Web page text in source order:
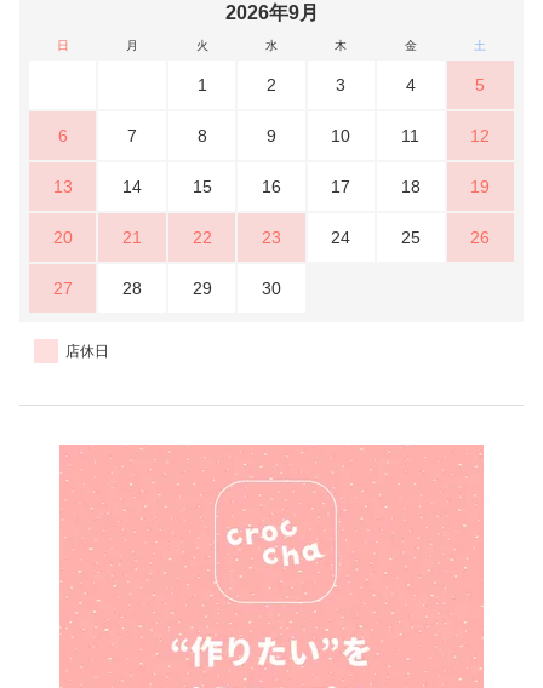
2026年9月
日 月 火 水 木 金 土
1 2 3 4 5
6 7 8 9 10 11 12
13 14 15 16 17 18 19
20 21 22 23 24 25 26
27 28 29 30
店休日